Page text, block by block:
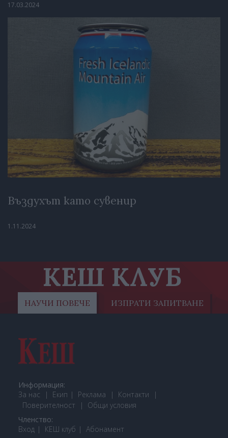
17.03.2024
Въздухът като сувенир
1.11.2024
КЕШ КЛУБ
НАУЧИ ПОВЕЧЕ ИЗПРАТИ ЗАПИТВАНЕ
Информация:
За нас
Екип Реклама
Контакти
Поверителност
Общи условия
Членство:
Вход
КЕШ клуб Абонамент